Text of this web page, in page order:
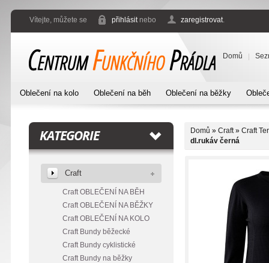
Vítejte, můžete se přihlásitnebo zaregistrovat.
Domů
Oblečení na kolo Oblečení na běh Oblečení na běžky
KATEGORIE
Craft
Craft OBLEČENÍ NA BĚH
Craft OBLEČENÍ NA BĚŽKY
Craft OBLEČENÍ NA KOLO
Craft Bundy běžecké
Craft Bundy cyklistické
Craft Bundy na běžky
Domů » Craft» Craft
dl.rukáv černá